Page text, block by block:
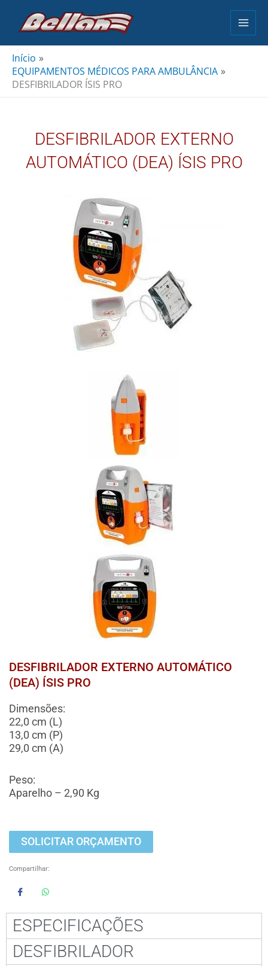
conteúdo
Início
EQUIPAMENTOS MÉDICOS PARA AMBULÂNCIA
DESFIBRILADOR ÍSIS PRO
DESFIBRILADOR EXTERNO
AUTOMÁTICO (DEA) ÍSIS PRO
DESFIBRILADOR EXTERNO AUTOMÁTICO
(DEA) ÍSIS PRO
Dimensões:
22,0 cm (L)
13,0 cm (P)
29,0 cm (A)
Peso:
Aparelho – 2,90 Kg
SOLICITAR ORÇAMENTO
Compartilhar:
ESPECIFICAÇÕES
DESFIBRILADOR